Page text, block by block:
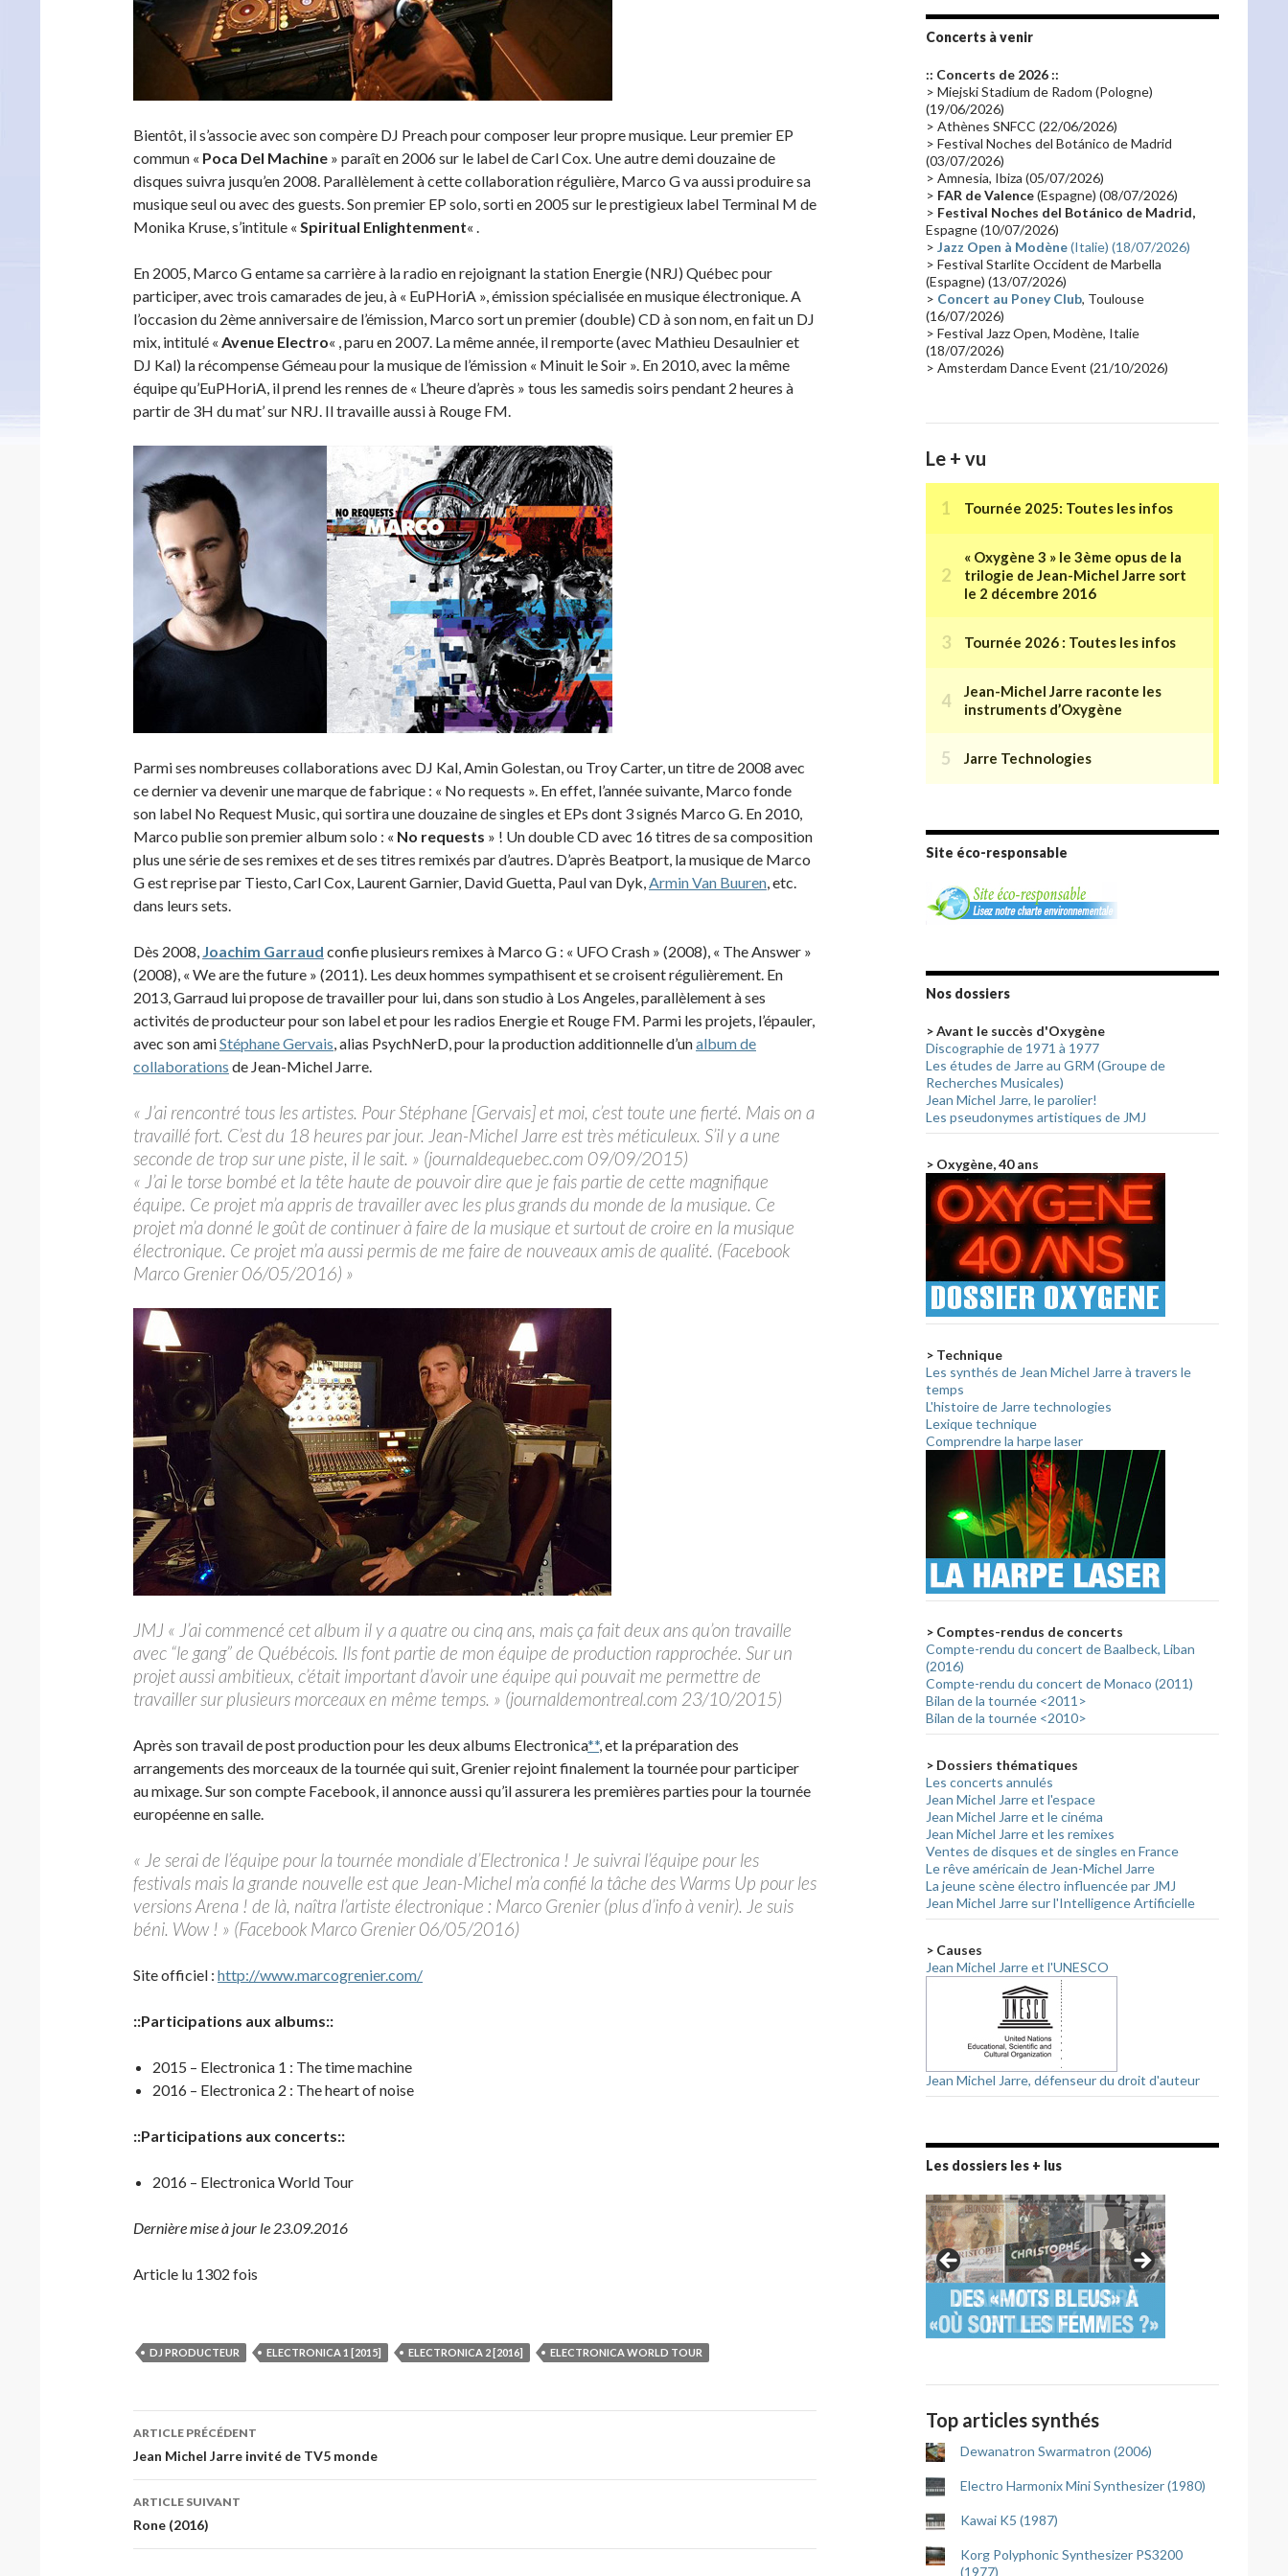
Bientôt, il s’associe avec son compère DJ Preach pour composer leur propre musique. Leur premier EP
commun « Poca Del Machine » paraît en 2006 sur le label de Carl Cox. Une autre demi douzaine de
disques suivra jusqu’en 2008. Parallèlement à cette collaboration régulière, Marco G va aussi produire sa
musique seul ou avec des guests. Son premier EP solo, sorti en 2005 sur le prestigieux label Terminal M de
Monika Kruse, s’intitule « Spiritual Enlightenment« .
En 2005, Marco G entame sa carrière à la radio en rejoignant la station Energie (NRJ) Québec pour
participer, avec trois camarades de jeu, à « EuPHoriA », émission spécialisée en musique électronique. A
l’occasion du 2ème anniversaire de l’émission, Marco sort un premier (double) CD à son nom, en fait un DJ
mix, intitulé « Avenue Electro« , paru en 2007. La même année, il remporte (avec Mathieu Desaulnier et
DJ Kal) la récompense Gémeau pour la musique de l’émission « Minuit le Soir ». En 2010, avec la même
équipe qu’EuPHoriA, il prend les rennes de « L’heure d’après » tous les samedis soirs pendant 2 heures à
partir de 3H du mat’ sur NRJ. Il travaille aussi à Rouge FM.
Parmi ses nombreuses collaborations avec DJ Kal, Amin Golestan, ou Troy Carter, un titre de 2008 avec
ce dernier va devenir une marque de fabrique : « No requests ». En effet, l’année suivante, Marco fonde
son label No Request Music, qui sortira une douzaine de singles et EPs dont 3 signés Marco G. En 2010,
Marco publie son premier album solo : « No requests » ! Un double CD avec 16 titres de sa composition
plus une série de ses remixes et de ses titres remixés par d’autres. D’après Beatport, la musique de Marco
G est reprise par Tiesto, Carl Cox, Laurent Garnier, David Guetta, Paul van Dyk,Armin Van Buuren, etc.
dans leurs sets.
Dès 2008, Joachim Garraud confie plusieurs remixes à Marco G : « UFO Crash » (2008), « The Answer »
(2008), « We are the future » (2011). Les deux hommes sympathisent et se croisent régulièrement. En
2013, Garraud lui propose de travailler pour lui, dans son studio à Los Angeles, parallèlement à ses
activités de producteur pour son label et pour les radios Energie et Rouge FM. Parmi les projets, l’épauler,
avec son amiStéphane Gervais, alias PsychNerD, pour la production additionnelle d’unalbum de
collaborations de Jean-Michel Jarre.
« J’ai rencontré tous les artistes. Pour Stéphane [Gervais] et moi, c’est toute une fierté. Mais on a
travaillé fort. C’est du 18 heures par jour. Jean-Michel Jarre est très méticuleux. S’il y a une
seconde de trop sur une piste, il le sait. » (journaldequebec.com 09/09/2015)
« J’ai le torse bombé et la tête haute de pouvoir dire que je fais partie de cette magnifique
équipe. Ce projet m’a appris de travailler avec les plus grands du monde de la musique. Ce
projet m’a donné le goût de continuer à faire de la musique et surtout de croire en la musique
électronique. Ce projet m’a aussi permis de me faire de nouveaux amis de qualité. (Facebook
Marco Grenier 06/05/2016) »
JMJ « J’ai commencé cet album il y a quatre ou cinq ans, mais ça fait deux ans qu’on travaille
avec “le gang” de Québécois. Ils font partie de mon équipe de production rapprochée. Sur un
projet aussi ambitieux, c’était important d’avoir une équipe qui pouvait me permettre de
travailler sur plusieurs morceaux en même temps. » (journaldemontreal.com 23/10/2015)
Après son travail de post production pour les deux albums Electronica**, et la préparation des
arrangements des morceaux de la tournée qui suit, Grenier rejoint finalement la tournée pour participer
au mixage. Sur son compte Facebook, il annonce aussi qu’il assurera les premières parties pour la tournée
européenne en salle.
« Je serai de l’équipe pour la tournée mondiale d’Electronica ! Je suivrai l’équipe pour les
festivals mais la grande nouvelle est que Jean-Michel m’a confié la tâche des Warms Up pour les
versions Arena ! de là, naîtra l’artiste électronique : Marco Grenier (plus d’info à venir). Je suis
béni. Wow ! » (Facebook Marco Grenier 06/05/2016)
Site officiel : http://www.marcogrenier.com/
::Participations aux albums::
2015 – Electronica 1 : The time machine
2016 – Electronica 2 : The heart of noise
::Participations aux concerts::
2016 – Electronica World Tour
Dernière mise à jour le 23.09.2016
Article lu 1302 fois
DJ PRODUCTEUR ELECTRONICA 1 [2015] ELECTRONICA 2 [2016] ELECTRONICA WORLD TOUR
Navigation
des
articles
ARTICLE PRÉCÉDENT
Jean Michel Jarre invité de TV5 monde
ARTICLE SUIVANT
Rone (2016)
Promo 2019
Emissions 2010 Disques rares
Synthé 70's(20)
Claviériste(19) Groupe de Recherche Musicale
France 2 (18)
Critique(17) Coffret(17) Chronologie(16)
Passages radio(16)
Synthé 80's(16) Les concerts en Chine (16)
Cinéma(16) Houston
Synthé Roland Belgique
Récompense(14) Collaborations 70's(14)
Astronomie(14) France Inter(14)
Concerts à venir
:: Concerts de 2026 ::
> Miejski Stadium de Radom (Pologne)
(19/06/2026)
> Athènes SNFCC (22/06/2026)
> Festival Noches del Botánico de Madrid
(03/07/2026)
> Amnesia, Ibiza (05/07/2026)
> FAR de Valence(Espagne) (08/07/2026)
> Festival Noches del Botánico de Madrid,
Espagne (10/07/2026)
> Jazz Open à Modène(Italie) (18/07/2026)
> Festival Starlite Occident de Marbella
(Espagne) (13/07/2026)
> Concert au Poney Club, Toulouse
(16/07/2026)
> Festival Jazz Open, Modène, Italie
(18/07/2026)
> Amsterdam Dance Event (21/10/2026)
Le + vu
Site éco-responsable
Nos dossiers
> Avant le succès d'Oxygène
Discographie de 1971 à 1977
Les études de Jarre au GRM (Groupe de
Recherches Musicales)
Jean Michel Jarre, le parolier!
Les pseudonymes artistiques de JMJ
> Oxygène, 40 ans
> Technique
Les synthés de Jean Michel Jarre à travers le
temps
L'histoire de Jarre technologies
Lexique technique
Comprendre la harpe laser
> Comptes-rendus de concerts
Compte-rendu du concert de Baalbeck, Liban
(2016)
Compte-rendu du concert de Monaco (2011)
Bilan de la tournée <2011>
Bilan de la tournée <2010>
> Dossiers thématiques
Les concerts annulés
Jean Michel Jarre et l'espace
Jean Michel Jarre et le cinéma
Jean Michel Jarre et les remixes
Ventes de disques et de singles en France
Le rêve américain de Jean-Michel Jarre
La jeune scène électro influencée par JMJ
Jean Michel Jarre sur l'Intelligence Artificielle
> Causes
Jean Michel Jarre et l'UNESCO
Jean Michel Jarre, défenseur du droit d'auteur
Les dossiers les + lus
Top articles synthés
Dewanatron Swarmatron (2006)
Electro Harmonix Mini Synthesizer (1980)
Kawai K5 (1987)
Korg Polyphonic Synthesizer PS3200
(1977)